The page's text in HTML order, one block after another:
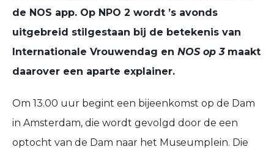
de NOS app. Op NPO 2 wordt ’s avonds
uitgebreid stilgestaan bij de betekenis van
Internationale Vrouwendag en NOS op 3maakt
daarover een aparte explainer.
Om 13.00 uur begint een bijeenkomst op de Dam
in Amsterdam, die wordt gevolgd door de een
optocht van de Dam naar het Museumplein. Die